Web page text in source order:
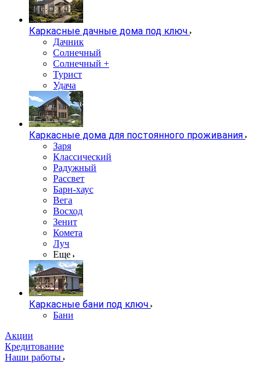
Каркасные дачные дома под ключ
Дачник
Солнечный
Солнечный +
Турист
Удача
Каркасные дома для постоянного проживания
Заря
Классический
Радужный
Рассвет
Барн-хаус
Вега
Восход
Зенит
Комета
Луч
Еще
Каркасные бани под ключ
Бани
Акции
Кредитование
Наши работы